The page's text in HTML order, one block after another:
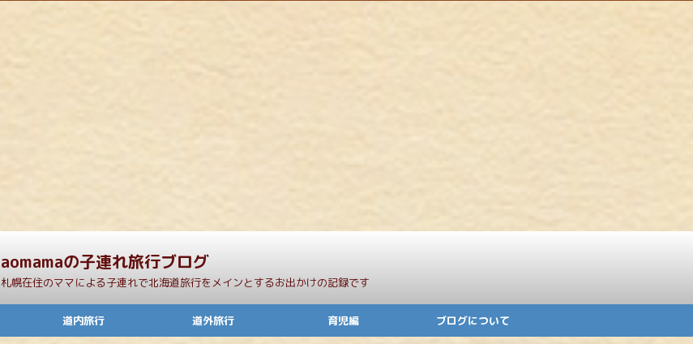
aomamaの子連れ旅行ブログ
札幌在住のママによる子連れで北海道旅行をメインとするお出かけの記録です
道内旅行 道外旅行 育児編 ブログについて